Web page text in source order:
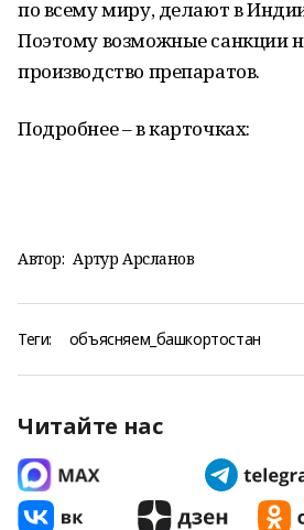
по всему миру, делают в
Поэтому возможные санкции
производство препаратов.
Подробнее – в карточках:
Автор: Артур Арсланов
Теги: объясняем_башкортостан
Читайте нас